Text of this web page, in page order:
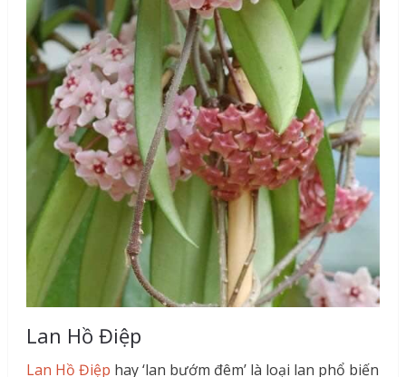
Lan Hồ Điệp
Lan Hồ Điệp hay ‘lan bướm đêm’ là loại lan phổ biến